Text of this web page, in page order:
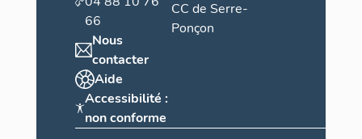
66
Nous
contacter
Aide
Accessibilité :
non conforme
CC de Serre-
Ponçon